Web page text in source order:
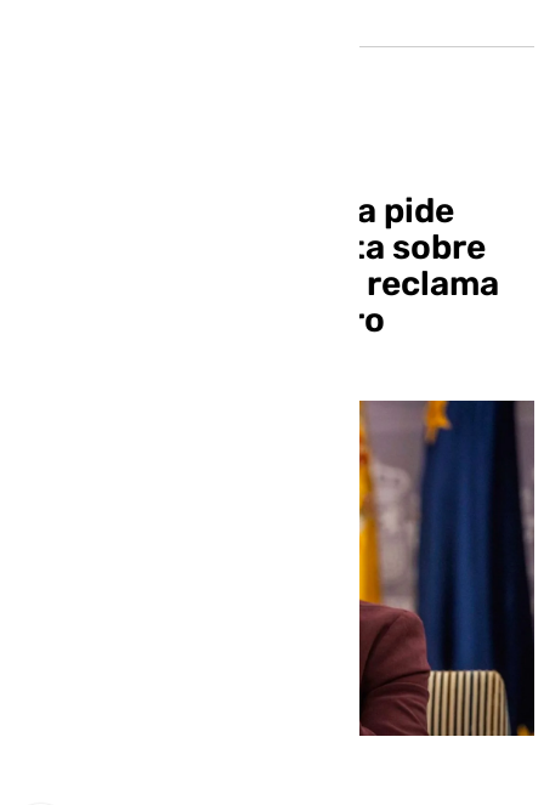
El Gobierno de España pide
información a la Junta sobre
los cribados: Sanidad reclama
datos del último lustro